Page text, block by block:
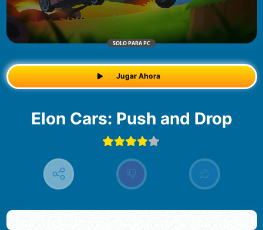
SOLO PARA PC
Jugar Ahora
Elon Cars: Push and Drop